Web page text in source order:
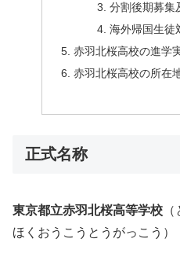
分割後期募集
海外帰国生徒
赤羽北桜高校の進学
赤羽北桜高校の所在
正式名称
東京都立赤羽北桜高等学校
ほくおうこうとうがっこう）